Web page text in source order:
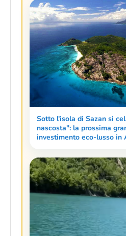
Sotto l'isola di Sazan si
nascosta": la prossima
investimento eco-lusso in